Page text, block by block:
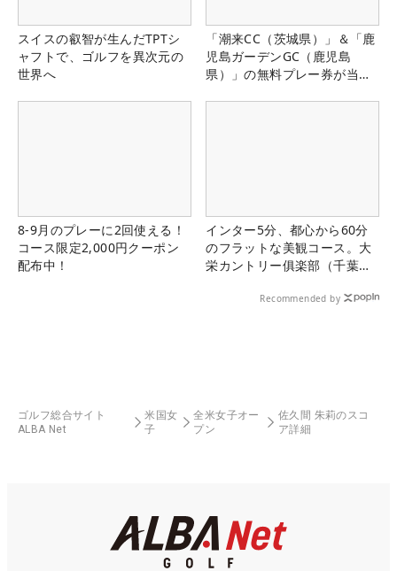
スイスの叡智が生んだTPTシ
ャフトで、ゴルフを異次元の
世界へ
「潮来CC（茨城県）」＆「鹿
児島ガーデンGC（鹿児島
県）」の無料プレー券が当た
8-9月のプレーに2回使える！
コース限定2,000円クーポン
配布中！
インター5分、都心から60分
のフラットな美観コース。大
栄カントリー俱楽部（千葉
Recommended by
ゴルフ総合サイト
ALBA Net
米国女
子
全米女子オー
プン
佐久間 朱莉のスコ
ア詳細